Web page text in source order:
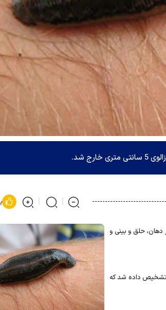
شد.
درد شدید در دهان، حلق و بینی و
تشخیص داده شد که